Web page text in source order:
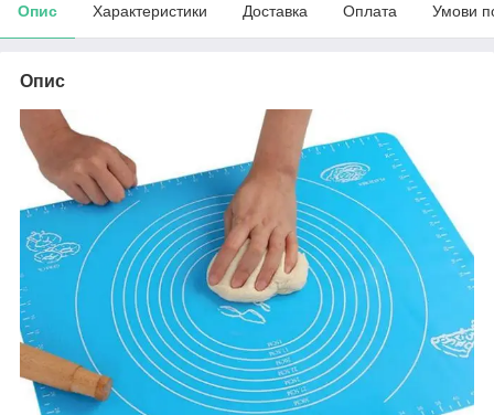
Опис Характеристики Доставка Оплата Умови
Опис